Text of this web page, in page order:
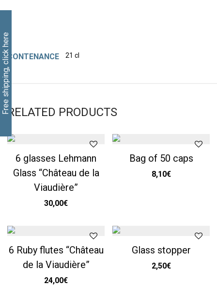
Free shipping, click hereCONTENANCE 21 cl
RELATED PRODUCTS
6 glasses Lehmann
Glass “Château de la
Viaudière”
30,00€
Bag of 50 caps
8,10€
6 Ruby flutes “Château
de la Viaudière”
24,00€
Glass stopper
2,50€